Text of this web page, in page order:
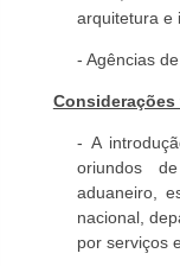
arquitetura e
- Agências
- A
oriundos
aduaneiro,
nacional,
por serviços